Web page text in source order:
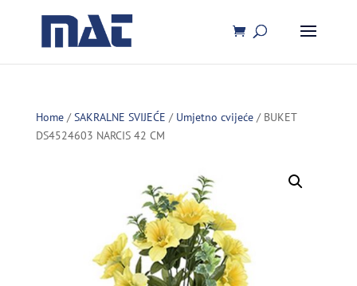
Home/SAKRALNE SVIJEĆE / Umjetno cvijeće/ BUKET
DS4524603 NARCIS 42 CM